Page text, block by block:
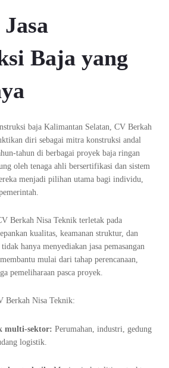
Baja yang
baja Kalimantan Selatan, CV Berkah
diri sebagai mitra konstruksi andal
tahun di berbagai proyek baja ringan
oleh tenaga ahli bersertifikasi dan sistem
menjadi pilihan utama bagi individu,
Berkah Nisa Teknik terletak pada
kualitas, keamanan struktur, dan
hanya menyediakan jasa pemasangan
mulai dari tahap perencanaan,
pemeliharaan pasca proyek.
Berkah Nisa Teknik:
multi-sektor: Perumahan, industri, gedung
logistik.